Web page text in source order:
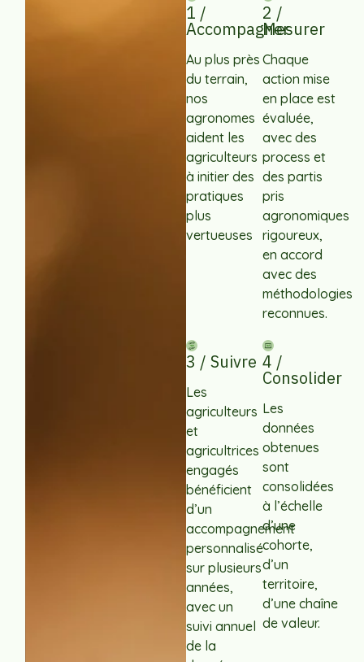
1 /
Accompagner
Au plus près
du terrain,
nos
agronomes
aident les
agriculteurs
à initier des
pratiques
plus
vertueuses
2 /
Mesurer
Chaque
action mise
en place est
évaluée,
avec des
process et
des partis
pris
agronomiques
rigoureux,
en accord
avec des
méthodologies
reconnues.
3 / Suivre
Les
agriculteurs
et
agricultrices
engagés
bénéficient
d’un
accompagnement
personnalisé
sur plusieurs
années,
avec un
suivi annuel
de la
4 /
Consolider
Les
données
obtenues
sont
consolidées
à l’échelle
d’une
cohorte,
d’un
territoire,
d’une chaîne
de valeur.